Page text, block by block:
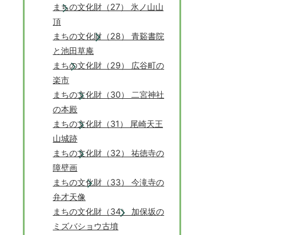
まちの文化財（27） 氷ノ山山
頂
まちの文化財（28） 青谿書院
と池田草庵
まちの文化財（29） 広谷町の
楽市
まちの文化財（30） 二宮神社
の本殿
まちの文化財（31） 尾崎天王
山城跡
まちの文化財（32） 祐徳寺の
障壁画
まちの文化財（33） 今滝寺の
弁才天像
まちの文化財（34） 加保坂の
ミズバショウ古墳